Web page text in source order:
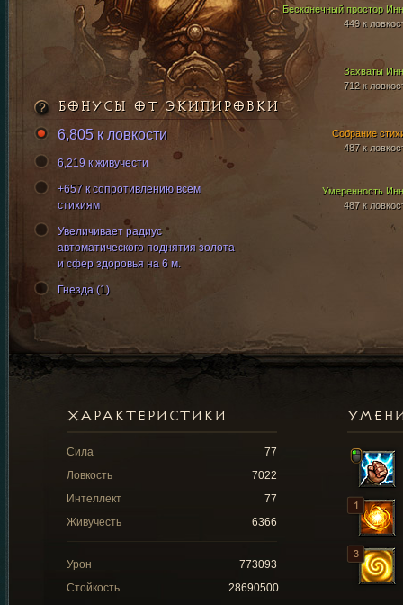
Бесконечный простор
449 к
Захваты
712 к
Умеренность
487 к
Собрание
487 к
БОНУСЫ ОТ ЭКИПИРОВКИ
6,805 к ловкости
6,219 к живучести
+657 к сопротивлению всем
стихиям
Увеличивает радиус
автоматического поднятия золота
и сфер здоровья на 6 м.
Гнезда (1)
ХАРАКТЕРИСТИКИ
Сила
77
Ловкость
7022
Интеллект
77
Живучесть
6366
Урон
773093
Стойкость
28690500